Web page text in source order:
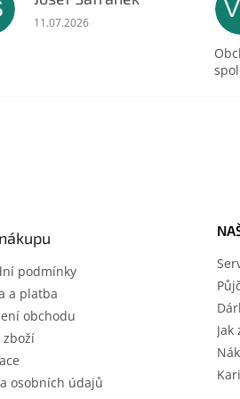
Hodnocení obchodu je 5 z 5
11.07.2026
podmínky
a platba
obchodu
zboží
osobních údajů